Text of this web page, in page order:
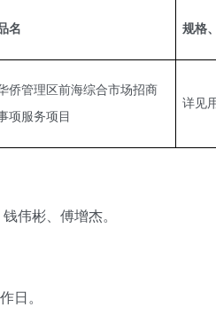
名 规格
侨管理区前海综合市场招商
项服务项目
详见
伟彬、傅增杰。
日。